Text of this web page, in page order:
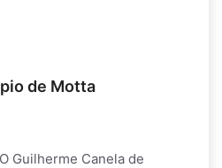
de Motta
Guilherme Canela de